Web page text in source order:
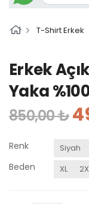
T-Shirt Erkek
Erkek
Yaka
850,00 ₺
Renk Siyah
Beden XL